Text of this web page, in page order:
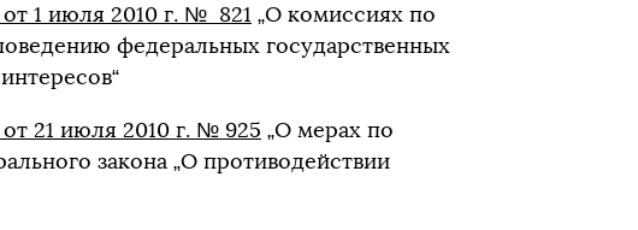
1 июля 2010 г. № 821 „О комиссиях по
федеральных государственных
21 июля 2010 г. № 925 „О мерах по
закона „О противодействии